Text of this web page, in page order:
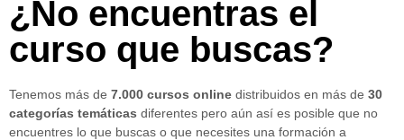
¿No encuentras el
curso que buscas?
Tenemos más de 7.000 cursos online distribuidos en más de 30
categorías temáticas diferentes pero aún así es posible que no
encuentres lo que buscas o que necesites una formación a